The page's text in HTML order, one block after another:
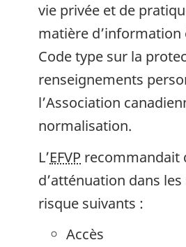
vie privée et de
matière d’information
Code type sur la
renseignements
l’Association
normalisation.
L’EFVP recommandait
d’atténuation dans
risque suivants :
Accès